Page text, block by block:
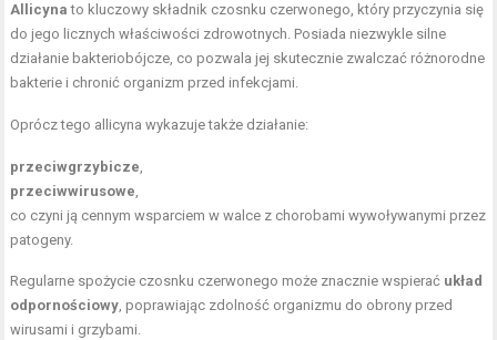
Allicyna to kluczowy składnik czosnku czerwonego, który przyczynia się
do jego licznych właściwości zdrowotnych. Posiada niezwykle silne
działanie bakteriobójcze, co pozwala jej skutecznie zwalczać różnorodne
bakterie i chronić organizm przed infekcjami.
Oprócz tego allicyna wykazuje także działanie:
przeciwgrzybicze,
przeciwwirusowe,
co czyni ją cennym wsparciem w walce z chorobami wywoływanymi przez
patogeny.
Regularne spożycie czosnku czerwonego może znacznie wspierać układ
odpornościowy, poprawiając zdolność organizmu do obrony przed
wirusami i grzybami.